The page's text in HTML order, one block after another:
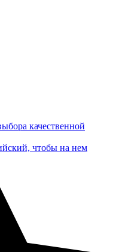
качественной
чтобы на нем